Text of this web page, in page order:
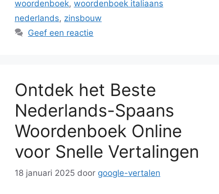
woordenboek, woordenboek italiaans
nederlands, zinsbouw
Geef een reactie
Ontdek het Beste
Nederlands-Spaans
Woordenboek Online
voor Snelle Vertalingen
18 januari 2025 door google-vertalen